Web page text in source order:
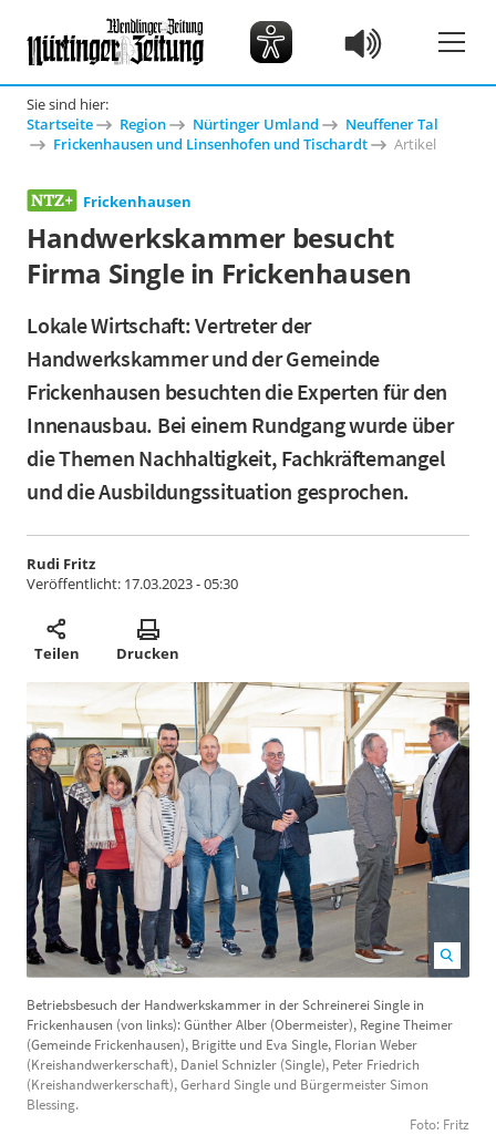
Sie sind hier:
Startseite
Region Nürtinger Umland
Neuffener Tal
Frickenhausen und Linsenhofen und Tischardt
Artikel
Frickenhausen
Handwerkskammer besucht
Firma Single in Frickenhausen
Lokale Wirtschaft: Vertreter der
Handwerkskammer und der Gemeinde
Frickenhausen besuchten die Experten für den
Innenausbau. Bei einem Rundgang wurde über
die Themen Nachhaltigkeit, Fachkräftemangel
und die Ausbildungssituation gesprochen.
Rudi Fritz
Veröffentlicht: 17.03.2023 - 05:30
Teilen Drucken
Schreinerei Single in Frickenhausen (von links):
Günther Alber (Obermeister), Regine Theimer
(Gemeinde Frickenhausen), Brigitte und Eva Single,
Florian Weber (Kreishandwerkerschaft), Daniel
Betriebsbesuch der Handwerkskammer in der Schreinerei Single in
Frickenhausen (von links): Günther Alber (Obermeister), Regine Theimer
(Gemeinde Frickenhausen), Brigitte und Eva Single, Florian Weber
(Kreishandwerkerschaft), Daniel Schnizler (Single), Peter Friedrich
(Kreishandwerkerschaft), Gerhard Single und Bürgermeister Simon
Blessing.
Foto: Fritz